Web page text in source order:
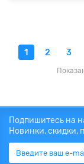
1 2 3
Подпишитесь на
Новинки, скидки,